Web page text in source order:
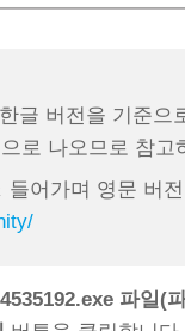
글 버전을 기준
로 나오므로 참고
들어가며 영문 버
파일(